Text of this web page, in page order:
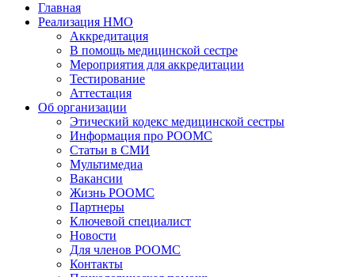
Главная
Реализация НМО
Аккредитация
В помощь медицинской сестре
Мероприятия для аккредитации
Тестирование
Аттестация
Об организации
Этический кодекс медицинской сестры
Информация про РООМС
Статьи в СМИ
Мультимедиа
Вакансии
Жизнь РООМС
Партнеры
Ключевой специалист
Новости
Для членов РООМС
Контакты